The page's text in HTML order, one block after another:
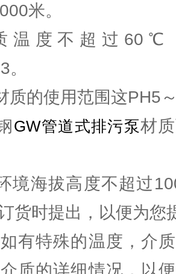
米。
温度不超过60℃
质的使用范围这PH5
GW管道式排污泵材
境海拔高度不超过
货时提出，以便为您
有特殊的温度，介
质的详细情况，以